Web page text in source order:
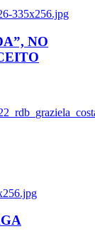
335x256.jpg
NO